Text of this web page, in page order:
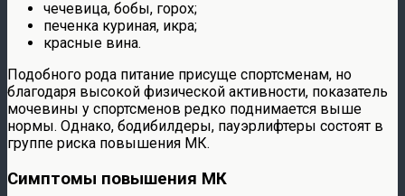
чечевица, бобы, горох;
печенка куриная, икра;
красные вина.
Подобного рода питание присуще спортсменам, но
благодаря высокой физической активности, показатель
мочевины у спортсменов редко поднимается выше
нормы. Однако, бодибилдеры, пауэрлифтеры состоят в
группе риска повышения МК.
Симптомы повышения МК